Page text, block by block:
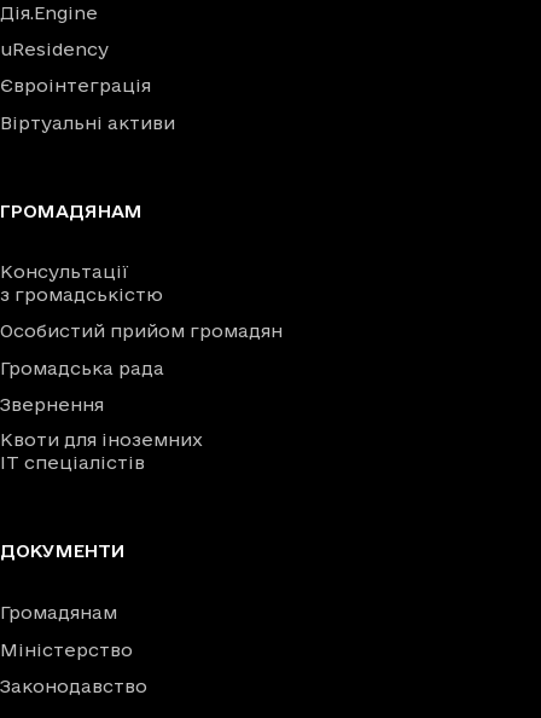
Дія.Engine
uResidency
Євроінтеграція
Віртуальні активи
ГРОМАДЯНАМ
Консультації
з громадськістю
Особистий прийом громадян
Громадська рада
Звернення
Квоти для іноземних
IT спеціалістів
ДОКУМЕНТИ
Громадянам
Міністерство
Законодавство